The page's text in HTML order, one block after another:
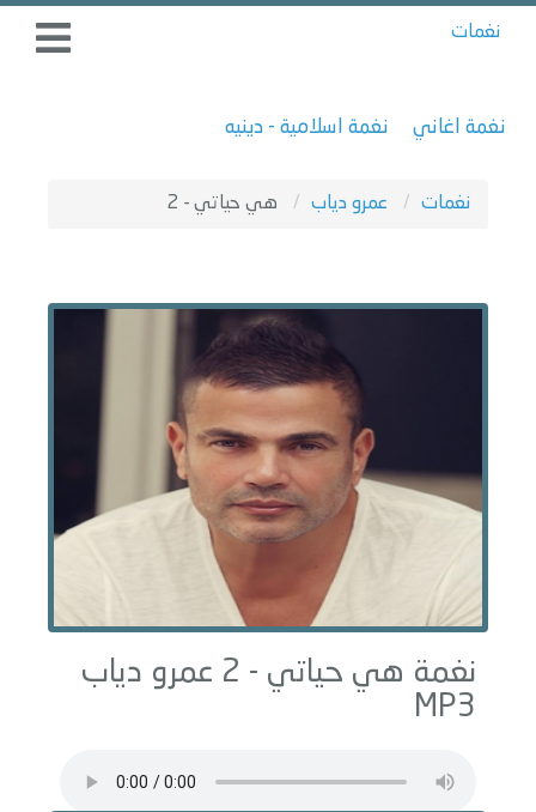
نغمات
نغمة اغاني نغمة اسلامية - دينيه
نغمات عمرو دياب هي حياتي - 2
نغمة هي حياتي - 2 عمرو دياب
MP3